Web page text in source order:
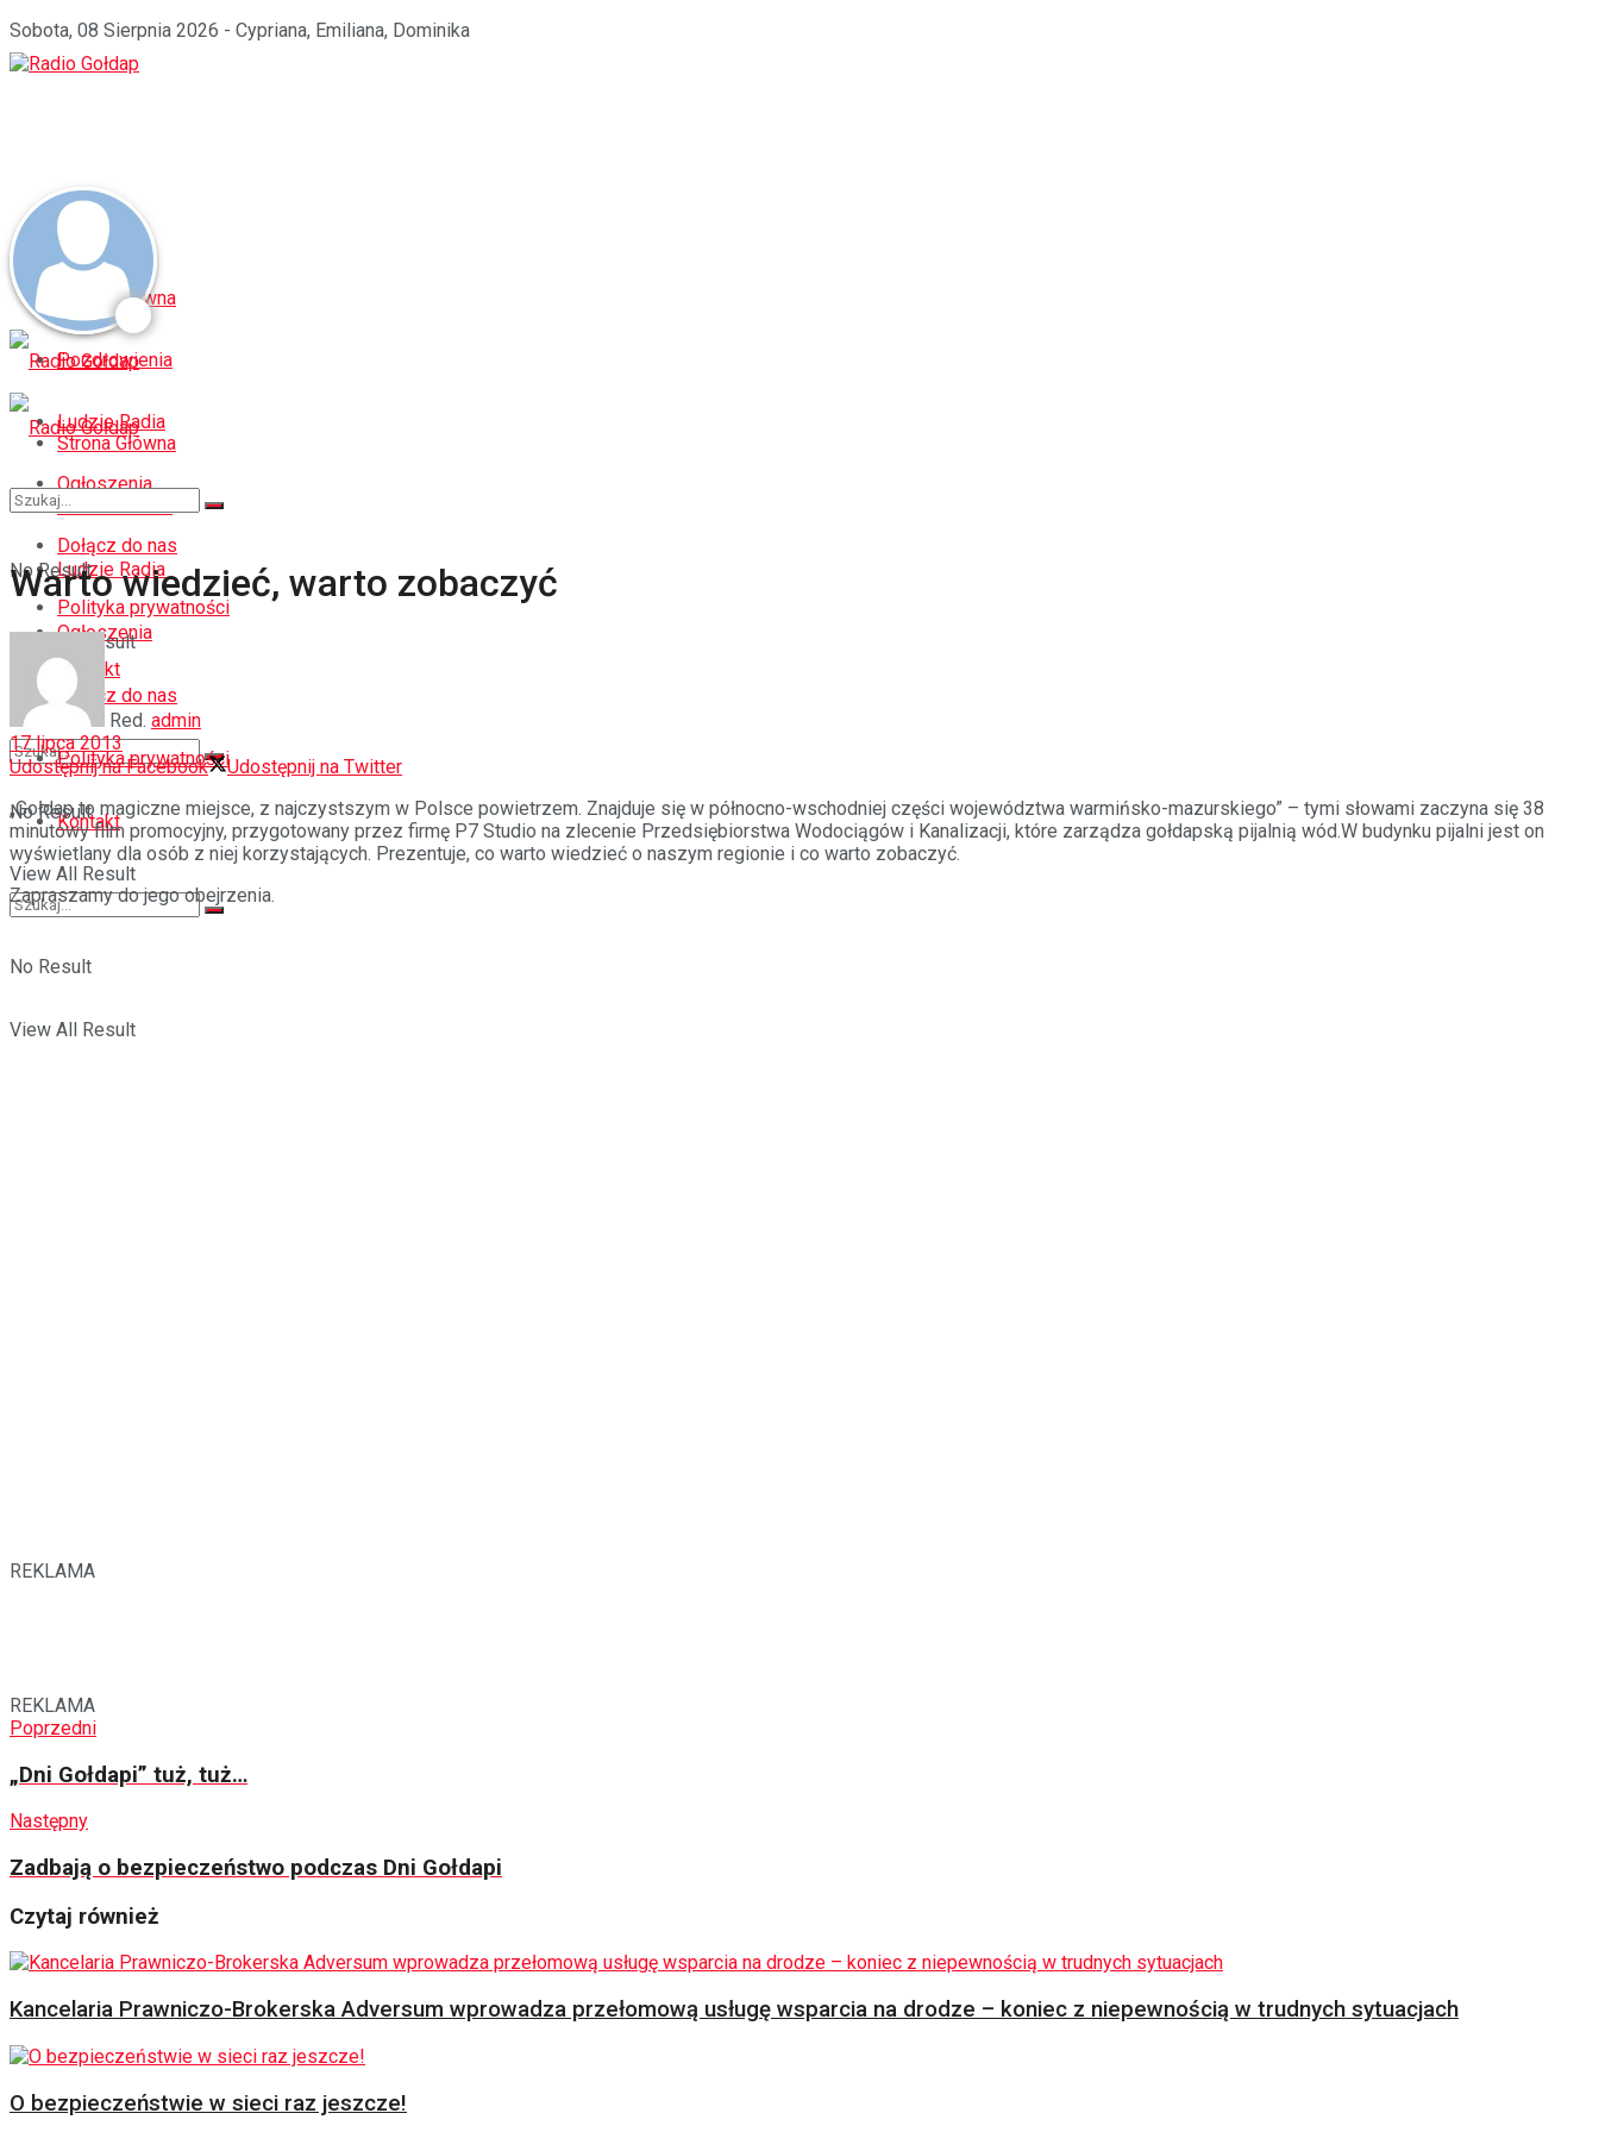
Sobota, 08 Sierpnia 2026 - Cypriana, Emiliana, Dominika
Strona Główna
Pozdrowienia
Ludzie Radia
Ogłoszenia
Dołącz do nas
Polityka prywatności
Kontakt
No Result
View All Result
Strona Główna
Pozdrowienia
Ludzie Radia
Ogłoszenia
Dołącz do nas
Polityka prywatności
Kontakt
No Result
View All Result
No Result
View All Result
Warto wiedzieć, warto zobaczyć
Red. admin
17 lipca 2013
Udostępnij na Facebook
Udostępnij na Twitter
„Gołdap to magiczne miejsce, z najczystszym w Polsce powietrzem. Znajduje się w północno-wschodniej części województwa warmińsko-mazurskiego” – tymi słowami zaczyna się 38
minutowy film promocyjny, przygotowany przez firmę P7 Studio na zlecenie Przedsiębiorstwa Wodociągów i Kanalizacji, które zarządza gołdapską pijalnią wód.W budynku pijalni jest on
wyświetlany dla osób z niej korzystających. Prezentuje, co warto wiedzieć o naszym regionie i co warto zobaczyć.
Zapraszamy do jego obejrzenia.
REKLAMA
REKLAMA
Poprzedni
„Dni Gołdapi” tuż, tuż…
Następny
Zadbają o bezpieczeństwo podczas Dni Gołdapi
Czytaj również
Kancelaria Prawniczo-Brokerska Adversum wprowadza przełomową usługę wsparcia na drodze – koniec z niepewnością w trudnych sytuacjach
O bezpieczeństwie w sieci raz jeszcze!